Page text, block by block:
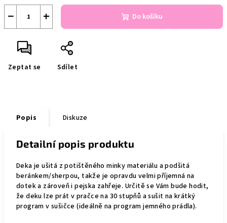
+
− Do košíku
Zeptat se Sdílet
Popis Diskuze
Detailní popis produktu
Deka je ušitá z potištěného minky materiálu a podšitá
beránkem/sherpou, takže je opravdu velmi příjemná na
dotek a zároveň i pejska zahřeje. Určitě se Vám bude hodit,
že deku lze prát v pračce na 30 stupňů a sušit na krátký
program v sušičce (ideálně na program jemného prádla).